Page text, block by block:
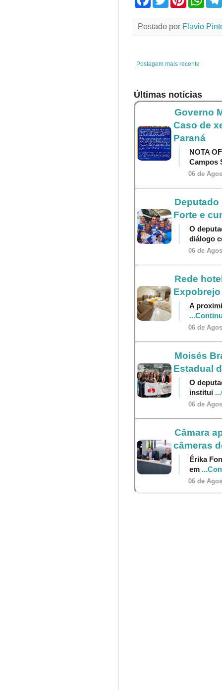
b
w
e
s
Postado por Flavio
Postagem mais recente
Últimas notícias
Governo
Caso de
Paraná
NOTA
Campos
06 de
Forte e
O
diálogo
06 de
Rede
Expobrejo
A
06 de
Moisés
Estadual
O
institui
06 de
Câmara
câmeras
Érika
em
06 de